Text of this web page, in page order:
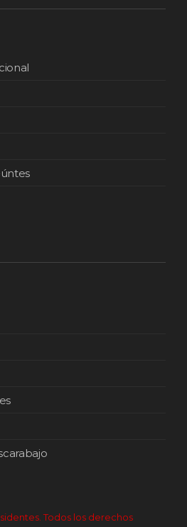
Todos los derechos